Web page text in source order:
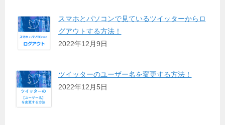
スマホとパソコンで見ているツイッターからロ
グアウトする方法！
2022年12月9日
ツイッターのユーザー名を変更する方法！
2022年12月5日